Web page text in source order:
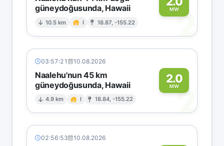
güneydoğusunda, Hawaii
10.5 km I 18.87, -155.22
MW2
03:57:21 10.08.2026
Naalehu'nun 45 km
güneydoğusunda, Hawaii
4.9 km I 18.84, -155.22
2.0
MW2
02:56:53 10.08.2026